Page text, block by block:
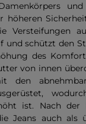
höheren
Versteifungen
und schützt den
des
von innen
den
ist. Nach der
Jeans auch als